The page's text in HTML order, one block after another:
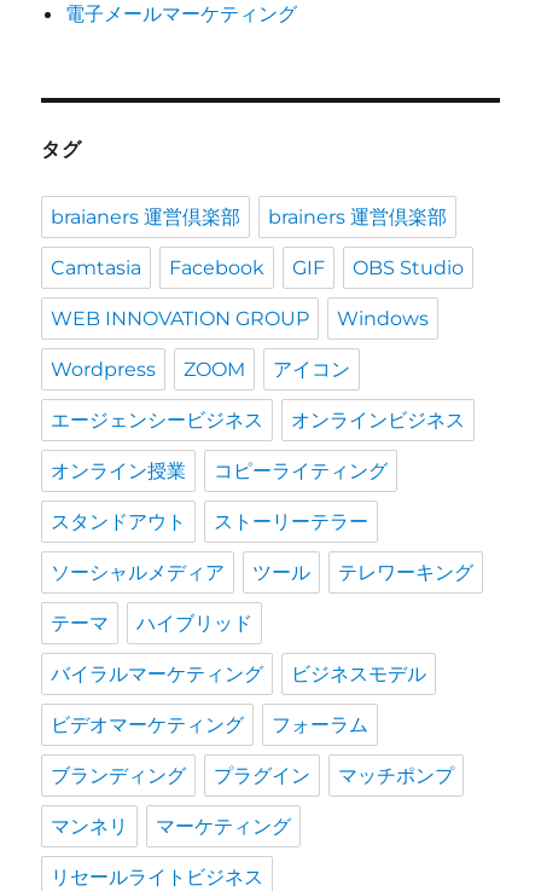
電子メールマーケティング
タグ
braianers 運営倶楽部 brainers 運営倶楽部
Camtasia Facebook GIF OBS Studio
WEB INNOVATION GROUP Windows
Wordpress ZOOM アイコン
エージェンシービジネス オンラインビジネス
オンライン授業 コピーライティング
スタンドアウト ストーリーテラー
ソーシャルメディア ツール テレワーキング
テーマ ハイブリッド
バイラルマーケティング ビジネスモデル
ビデオマーケティング フォーラム
ブランディング プラグイン マッチポンプ
マンネリ マーケティング
リセールライトビジネス